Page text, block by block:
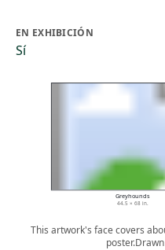
EN EXHIBICIÓN
Sí
Greyhounds
44.5 × 68 in.
This artwork's face covers
poster.